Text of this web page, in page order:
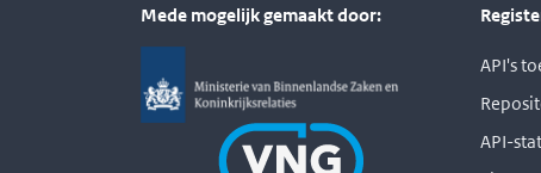
Mede mogelijk gemaakt door:
API's
API-